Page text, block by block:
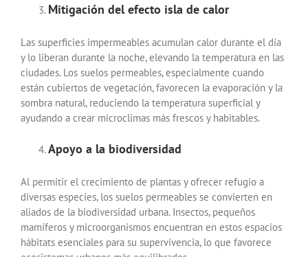
Mitigación del efecto isla de calor
Las superficies impermeables acumulan calor durante el día
y lo liberan durante la noche, elevando la temperatura en las
ciudades. Los suelos permeables, especialmente cuando
están cubiertos de vegetación, favorecen la evaporación y la
sombra natural, reduciendo la temperatura superficial y
ayudando a crear microclimas más frescos y habitables.
Apoyo a la biodiversidad
Al permitir el crecimiento de plantas y ofrecer refugio a
diversas especies, los suelos permeables se convierten en
aliados de la biodiversidad urbana. Insectos, pequeños
mamíferos y microorganismos encuentran en estos espacios
hábitats esenciales para su supervivencia, lo que favorece